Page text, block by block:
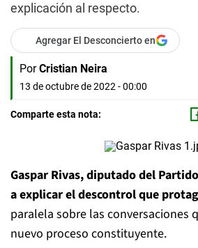
explicación al respecto.
Agregar El Desconcierto en
Por Cristian Neira
13 de octubre de 2022 - 00:00
Comparte esta nota:
Gaspar Rivas, diputado del
a explicar el descontrol que
paralela sobre las conversaciones
nuevo proceso constituyente.